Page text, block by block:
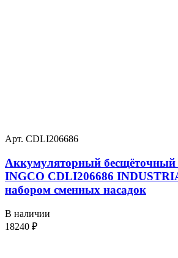
Арт. CDLI206686
Аккумуляторный бесщёточный
INGCO CDLI206686
набором сменных насадок
В наличии
18240 ₽